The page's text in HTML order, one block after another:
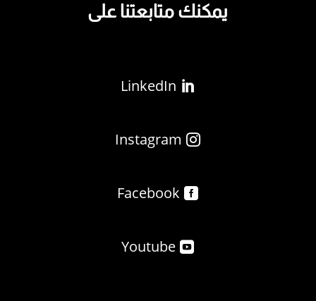
يمكنك متابعتنا على
LinkedIn
Instagram
Facebook
Youtube